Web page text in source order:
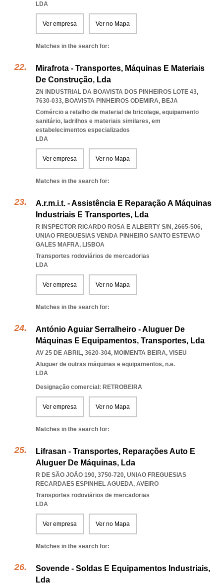
LDA
Ver empresa Ver no Mapa
Matches in the search for:
Mirafrota - Transportes, Máquinas E Materiais
De Construção, Lda
ZN INDUSTRIAL DA BOAVISTA DOS PINHEIROS LOTE 43,
7630-033, BOAVISTA PINHEIROS ODEMIRA, BEJA
Comércio a retalho de material de bricolage, equipamento
sanitário, ladrilhos e materiais similares, em
estabelecimentos especializados
LDA
Ver empresa Ver no Mapa
Matches in the search for:
A.r.m.i.t. - Assistência E Reparação A Máquinas
Industriais E Transportes, Lda
R INSPECTOR RICARDO ROSA E ALBERTY S/N, 2665-506,
UNIAO FREGUESIAS VENDA PINHEIRO SANTO ESTEVAO
GALES MAFRA, LISBOA
Transportes rodoviários de mercadorias
LDA
Ver empresa Ver no Mapa
Matches in the search for:
António Aguiar Serralheiro - Aluguer De
Máquinas E Equipamentos, Transportes, Lda
AV 25 DE ABRIL, 3620-304, MOIMENTA BEIRA, VISEU
Aluguer de outras máquinas e equipamentos, n.e.
LDA
Designação comercial: RETROBEIRA
Ver empresa Ver no Mapa
Matches in the search for:
Lifrasan - Transportes, Reparações Auto E
Aluguer De Máquinas, Lda
R DE SÃO JOÃO 190, 3750-720, UNIAO FREGUESIAS
RECARDAES ESPINHEL AGUEDA, AVEIRO
Transportes rodoviários de mercadorias
LDA
Ver empresa Ver no Mapa
Matches in the search for:
Sovende - Soldas E Equipamentos Industriais,
Lda